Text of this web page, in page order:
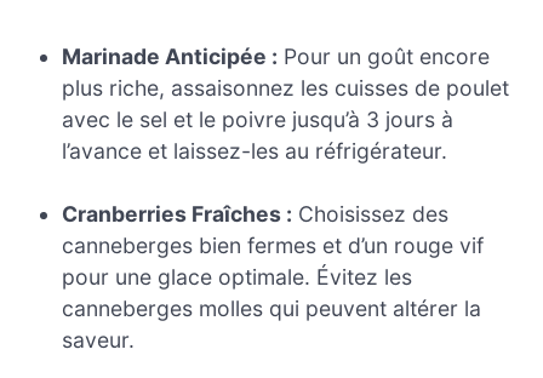
Marinade Anticipée : Pour un goût encore
plus riche, assaisonnez les cuisses de poulet
avec le sel et le poivre jusqu’à 3 jours à
l’avance et laissez-les au réfrigérateur.
Cranberries Fraîches : Choisissez des
canneberges bien fermes et d’un rouge vif
pour une glace optimale. Évitez les
canneberges molles qui peuvent altérer la
saveur.